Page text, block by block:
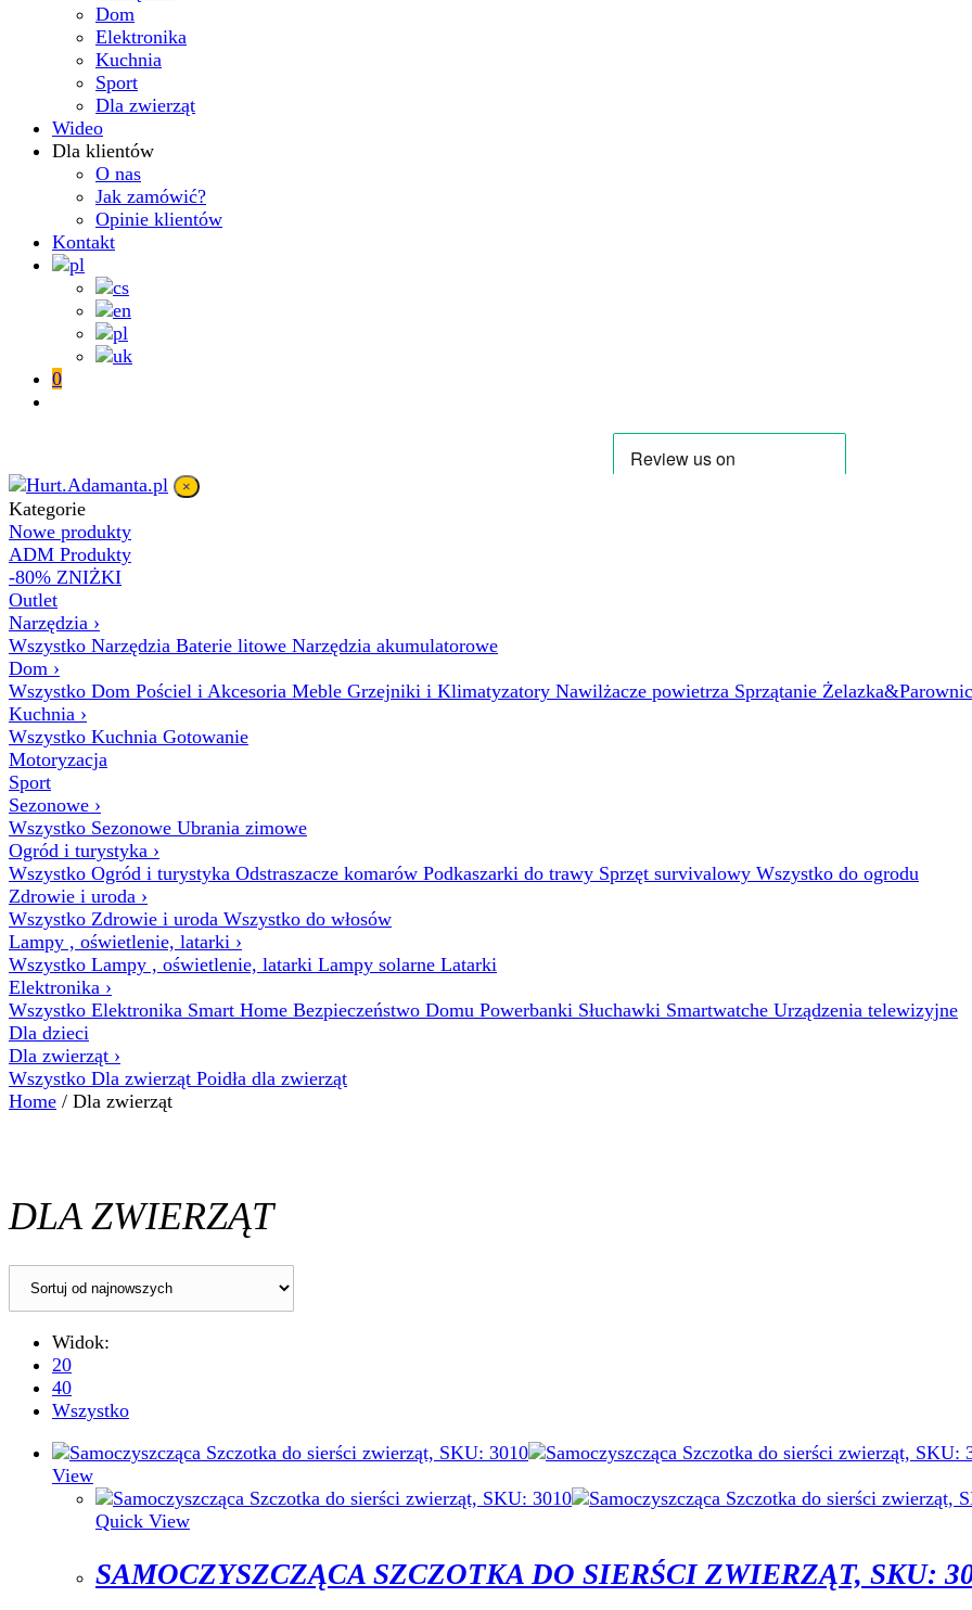
Dom
Elektronika
Kuchnia
Sport
Dla zwierząt
Wideo
Dla klientów
O nas
Jak zamówić?
Opinie klientów
Kontakt
0
×
Kategorie
Nowe produkty
ADM Produkty
-80% ZNIŻKI
Outlet
Narzędzia ›
Wszystko Narzędzia Baterie litowe Narzędzia akumulatorowe
Dom ›
Wszystko Dom Pościel i Akcesoria Meble Grzejniki i Klimatyzatory Nawilżacze powietrza Sprzątanie
Kuchnia ›
Wszystko Kuchnia Gotowanie
Motoryzacja
Sport
Sezonowe ›
Wszystko Sezonowe Ubrania zimowe
Ogród i turystyka ›
Wszystko Ogród i turystyka Odstraszacze komarów Podkaszarki do trawy Sprzęt survivalowy Wszystko do ogrodu
Zdrowie i uroda ›
Wszystko Zdrowie i uroda Wszystko do włosów
Lampy , oświetlenie, latarki ›
Wszystko Lampy , oświetlenie, latarki Lampy solarne Latarki
Elektronika ›
Wszystko Elektronika Smart Home Bezpieczeństwo Domu Powerbanki Słuchawki Smartwatche Urządzenia telewizyjne
Dla dzieci
Dla zwierząt ›
Wszystko Dla zwierząt Poidła dla zwierząt
Home / Dla zwierząt
DLA ZWIERZĄT
Widok:
20
40
Wszystko
View
Quick View
SAMOCZYSZCZĄCA SZCZOTKA DO SIERŚCI ZWIERZĄT, SKU: